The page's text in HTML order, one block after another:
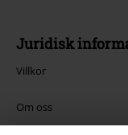
Juridisk
Villkor
Om oss